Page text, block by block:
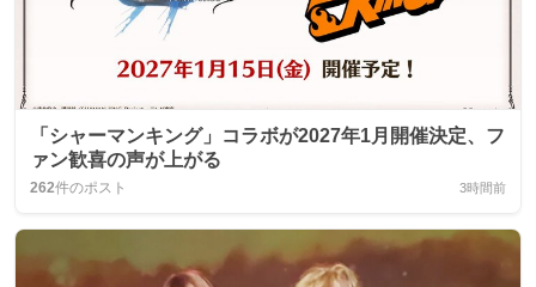
「シャーマンキング」コラボが2027年1月開催決定、フ
ァン歓喜の声が上がる
262件のポスト 3時間前